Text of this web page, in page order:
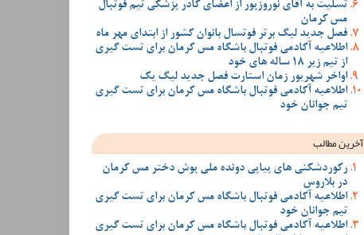
تسلیت به آقای نوروزپور از اعضای کادر پزشکی تیم فوتبال
مس کرمان
فصل جدید لیگ برتر فوتسال بانوان کشور از ابتدای مهر ماه
اطلاعیه آکادمی فوتبال باشگاه مس کرمان برای تست گیری
از تیم زیر 18 ساله های خود
اواخر شهریور زمان استارت فصل جدید لیگ یک
اطلاعیه آکادمی فوتبال باشگاه مس کرمان برای تست گیری
تیم جوانان خود
آخرین مطالب
رکوردشکنی های پیاپی دونده ملی پوش دختر مس کرمان
در بلاروس
اطلاعیه آکادمی فوتبال باشگاه مس کرمان برای تست گیری
تیم جوانان خود
اطلاعیه آکادمی فوتبال باشگاه مس کرمان برای تست گیری